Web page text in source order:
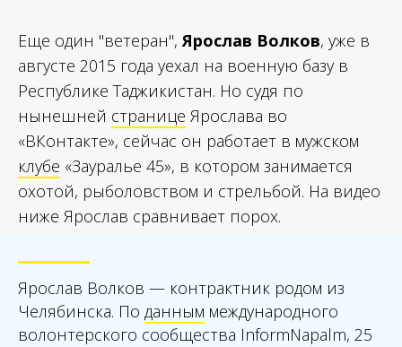
Еще один "ветеран",Ярослав Волков, уже в
августе 2015 года уехал на военную базу в
Республике Таджикистан. Но судя по
нынешней странице Ярослава во
«ВКонтакте», сейчас он работает в мужском
клубе «Зауралье 45», в котором занимается
охотой, рыболовством и стрельбой. На видео
ниже Ярослав сравнивает порох.
Ярослав Волков — контрактник родом из
Челябинска. По данным международного
волонтерского сообщества InformNapalm, 25